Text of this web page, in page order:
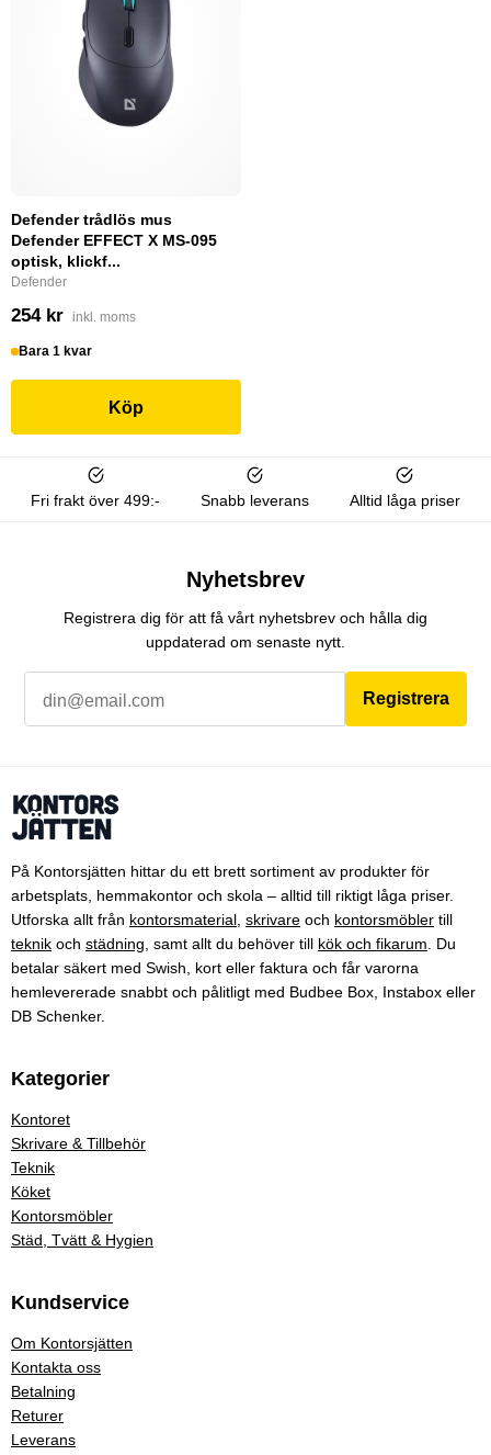
Defender trådlös mus
Defender EFFECT X MS-095
optisk, klickf...
Defender
254 kr inkl. moms
Bara 1 kvar
Köp
Fri frakt över 499:- Snabb leverans Alltid låga priser
Nyhetsbrev
Registrera dig för att få vårt nyhetsbrev och hålla dig
uppdaterad om senaste nytt.
Registrera
På Kontorsjätten hittar du ett brett sortiment av produkter för
arbetsplats, hemmakontor och skola – alltid till riktigt låga priser.
Utforska allt från kontorsmaterial skrivare och kontorsmöbler till
teknik och städning , samt allt du behöver till kök och fikarum . Du
betalar säkert med Swish, kort eller faktura och får varorna
hemlevererade snabbt och pålitligt med Budbee Box, Instabox eller
DB Schenker.
Kategorier
Kontoret
Skrivare & Tillbehör
Teknik
Köket
Kontorsmöbler
Städ, Tvätt & Hygien
Kundservice
Om Kontorsjätten
Kontakta oss
Betalning
Returer
Leverans